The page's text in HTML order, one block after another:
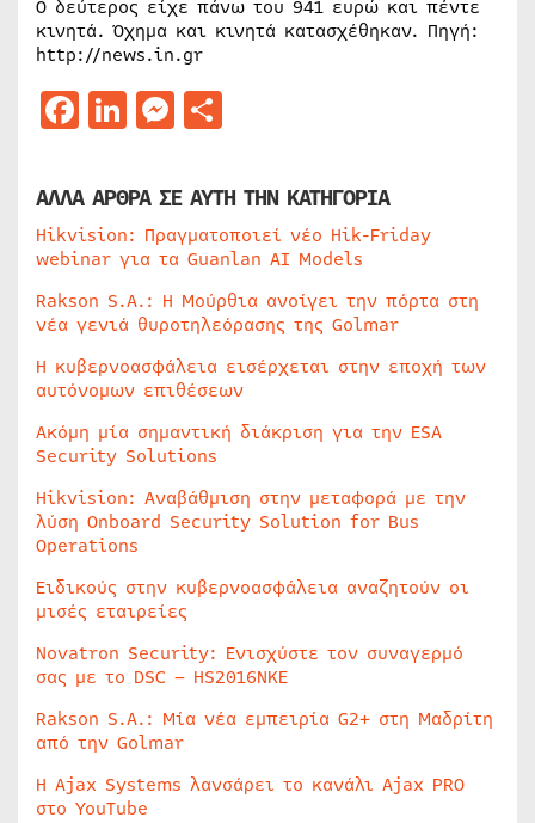
Ο δεύτερος είχε πάνω του 941 ευρώ και πέντε
κινητά. Όχημα και κινητά κατασχέθηκαν. Πηγή:
http://news.in.gr
Facebook
LinkedIn
Messenger
ΑΛΛΑ ΑΡΘΡΑ ΣΕ ΑΥΤΗ ΤΗΝ ΚΑΤΗΓΟΡΙΑ
Hikvision: Πραγματοποιεί νέο Hik-Friday
webinar για τα Guanlan AI Models
Rakson S.A.: Η Μούρθια ανοίγει την πόρτα στη
νέα γενιά θυροτηλεόρασης της Golmar
Η κυβερνοασφάλεια εισέρχεται στην εποχή των
αυτόνομων επιθέσεων
Ακόμη μία σημαντική διάκριση για την ESA
Security Solutions
Hikvision: Αναβάθμιση στην μεταφορά με την
λύση Onboard Security Solution for Bus
Operations
Ειδικούς στην κυβερνοασφάλεια αναζητούν οι
μισές εταιρείες
Novatron Security: Ενισχύστε τον συναγερμό
σας με το DSC – HS2016NKE
Rakson S.A.: Μία νέα εμπειρία G2+ στη Μαδρίτη
από την Golmar
Η Ajax Systems λανσάρει το κανάλι Ajax PRO
στο YouTube